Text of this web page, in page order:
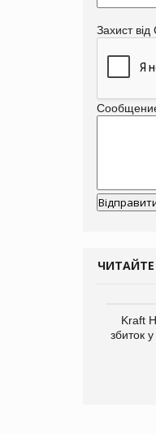
Захист
Kraft
збиток